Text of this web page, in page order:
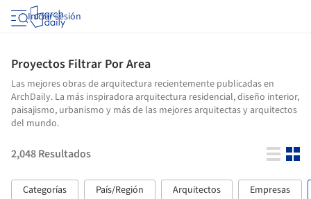
Iniciar sesión
Proyectos Filtrar Por Area
Las mejores obras de arquitectura recientemente publicadas en
ArchDaily. La más inspiradora arquitectura residencial, diseño interior,
paisajismo, urbanismo y más de las mejores arquitectas y arquitectos
del mundo.
2,048Resultados
Categorías País/Región Arquitectos Empresas